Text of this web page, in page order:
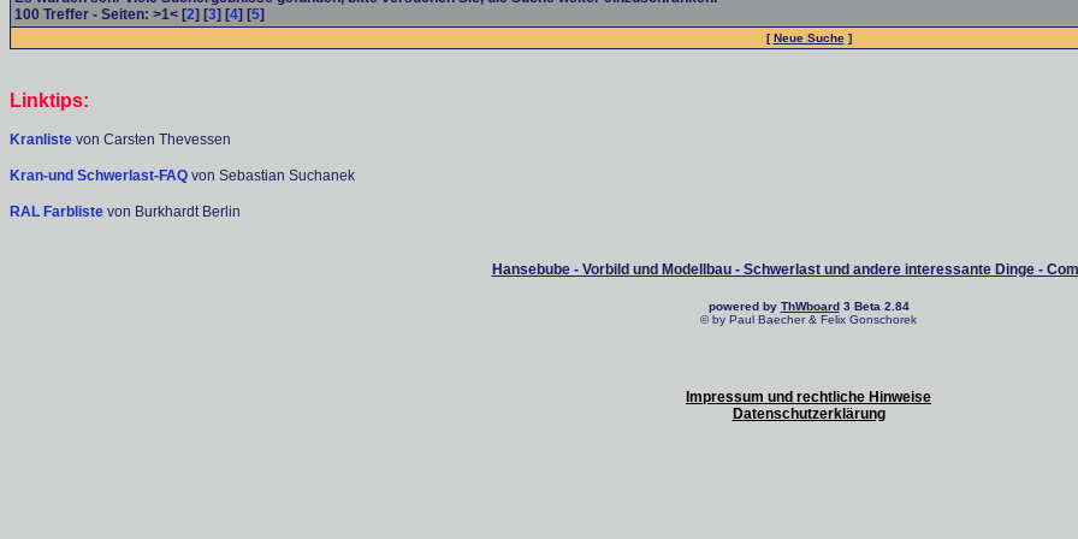
100 Treffer - Seiten: >1< [2] [3] [4] [5]
[Neue Suche]
Linktips:
Kranliste von Carsten Thevessen
Kran-und Schwerlast-FAQ von Sebastian Suchanek
RAL Farbliste von Burkhardt Berlin
Hansebube - Vorbild und Modellbau - Schwerlast und andere interessante Dinge -
powered by ThWboard3 Beta 2.84
© by Paul Baecher & Felix Gonschorek
Impressum und rechtliche Hinweise
Datenschutzerklärung